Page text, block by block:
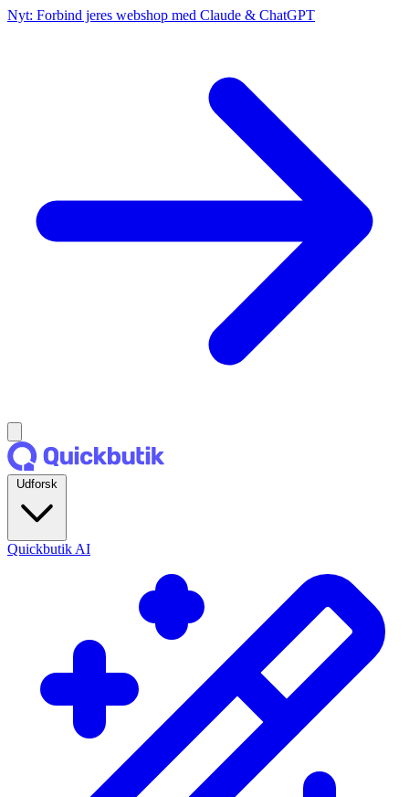
Nyt: Forbind jeres webshop med Claude & ChatGPT
Quickbutik AI